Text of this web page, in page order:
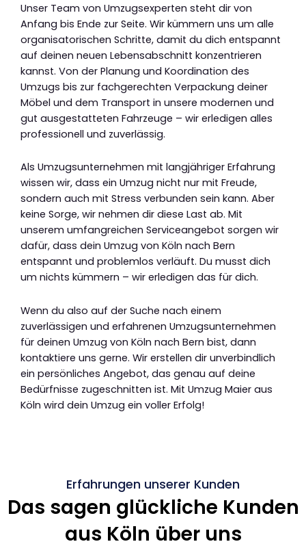
Unser Team von Umzugsexperten steht dir von
Anfang bis Ende zur Seite. Wir kümmern uns um alle
organisatorischen Schritte, damit du dich entspannt
auf deinen neuen Lebensabschnitt konzentrieren
kannst. Von der Planung und Koordination des
Umzugs bis zur fachgerechten Verpackung deiner
Möbel und dem Transport in unsere modernen und
gut ausgestatteten Fahrzeuge – wir erledigen alles
professionell und zuverlässig.
Als Umzugsunternehmen mit langjähriger Erfahrung
wissen wir, dass ein Umzug nicht nur mit Freude,
sondern auch mit Stress verbunden sein kann. Aber
keine Sorge, wir nehmen dir diese Last ab. Mit
unserem umfangreichen Serviceangebot sorgen wir
dafür, dass dein Umzug von Köln nach Bern
entspannt und problemlos verläuft. Du musst dich
um nichts kümmern – wir erledigen das für dich.
Wenn du also auf der Suche nach einem
zuverlässigen und erfahrenen Umzugsunternehmen
für deinen Umzug von Köln nach Bern bist, dann
kontaktiere uns gerne. Wir erstellen dir unverbindlich
ein persönliches Angebot, das genau auf deine
Bedürfnisse zugeschnitten ist. Mit Umzug Maier aus
Köln wird dein Umzug ein voller Erfolg!
Erfahrungen unserer Kunden
Das sagen glückliche Kunden
aus Köln über uns